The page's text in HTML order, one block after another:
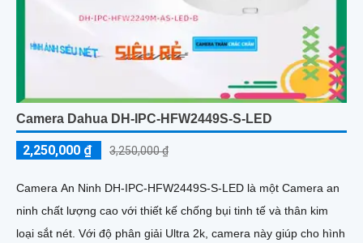
Camera Dahua DH-IPC-HFW2449S-S-LED
2,250,000 ₫ 3,250,000 ₫
Camera An Ninh DH-IPC-HFW2449S-S-LED là một Camera an
ninh chất lượng cao với thiết kế chống bụi tinh tế và thân kim
loại sắt nét. Với độ phân giải Ultra 2k, camera này giúp cho hình